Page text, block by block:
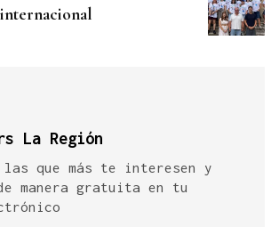
La Región
las que más te interesen y
manera gratuita en tu